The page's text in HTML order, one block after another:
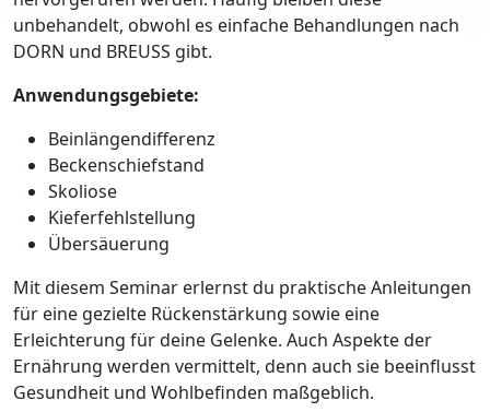
unbehandelt, obwohl es einfache Behandlungen nach
DORN und BREUSS gibt.
Anwendungsgebiete:
Beinlängendifferenz
Beckenschiefstand
Skoliose
Kieferfehlstellung
Übersäuerung
Mit diesem Seminar erlernst du praktische Anleitungen
für eine gezielte Rückenstärkung sowie eine
Erleichterung für deine Gelenke. Auch Aspekte der
Ernährung werden vermittelt, denn auch sie beeinflusst
Gesundheit und Wohlbefinden maßgeblich.